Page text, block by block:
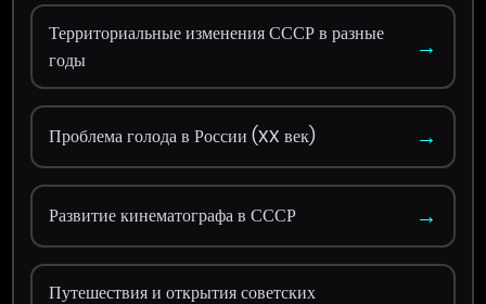
Территориальные изменения СССР в разные
годы
→
Проблема голода в России (XX век) →
Развитие кинематографа в СССР →
Путешествия и открытия советских